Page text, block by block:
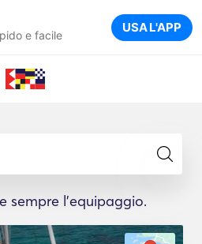
e facile USA L'APP
sempre l'equipaggio.